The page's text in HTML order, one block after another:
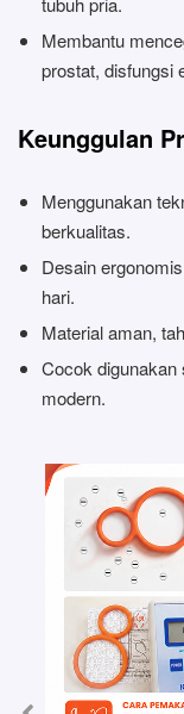
Membantu
prostat, disfungsi
Keunggulan
Menggunakan
berkualitas.
Desain
hari.
Material aman,
Cocok digunakan
modern.